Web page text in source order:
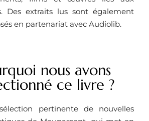
Des extraits lus sont également
en partenariat avec Audiolib.
nous avons
ce livre ?
pertinente de nouvelles